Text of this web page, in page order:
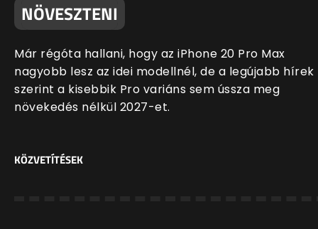
NÖVESZTENI
Már régóta hallani, hogy az iPhone 20 Pro Max
nagyobb lesz az idei modellnél, de a legújabb hírek
szerint a kisebbik Pro variáns sem ússza meg
növekedés nélkül 2027-et.
KÖZVETÍTÉSEK